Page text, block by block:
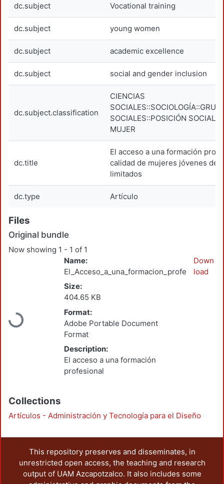
dc.subject Vocational training
dc.subject young women
dc.subject academic excellence
dc.subject social and gender inclusion
dc.subject.classification
CIENCIAS
SOCIALES::POSICIÓN SOCIAL
MUJER
dc.title
El acceso a una formación
calidad de mujeres jóvenes de
limitados
dc.type Artículo
Files
Original bundle
Now showing 1 - 1 of 1
Loading...
Name:
Size:
404.65 KB
Format:
Adobe Portable Document
Format
Description:
El acceso a una formación
profesional
Down
load
Collections
Artículos - Administración y Tecnología para el Diseño
This repository preserves and disseminates, in
unrestricted open access, the teaching and research
output of UAM Azcapotzalco. It also includes some